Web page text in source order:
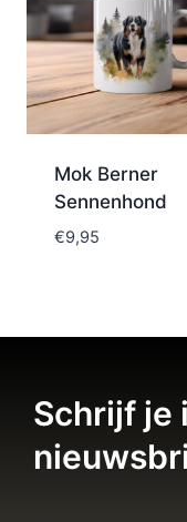
Mok Berner
Sennenhond
€9,95
Schrijf je